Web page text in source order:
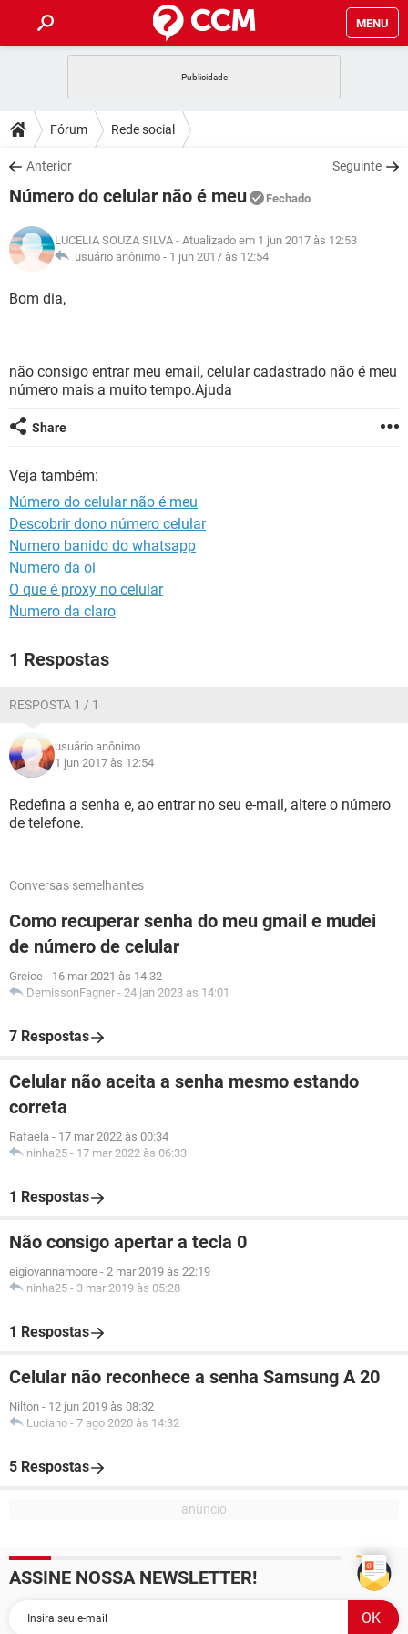
MENU
CELULAR
OUTLOOK
INSTAGRAM GMAIL
GUIA DE COMPRAS
DICAS
JOGOS
INSTAGRAM GMAIL
DOWNLOADS
JOGOS WHATSAPP
CELULAR
OUTLOOK EXCEL
INSTAGRAM
JOGOS WHATSAPP
OUTLOOK
GUIA DE COMPRAS
GLOSSÁRIO
JOGOS
INSTAGRAM GMAIL
GUIA DE COMPRAS
Fórum Rede social
Anterior Seguinte
Número do celular não é meu Fechado
LUCELIA SOUZA SILVA - Atualizado em 1 jun 2017 às 12:53
usuário anônimo - 1 jun 2017 às 12:54
Bom dia,
não consigo entrar meu email, celular cadastrado não é meu
número mais a muito tempo.Ajuda
Share
Veja também:
Número do celular não é meu
Descobrir dono número celular
Numero banido do whatsapp
Numero da oi
O que é proxy no celular
Numero da claro
1 Respostas
RESPOSTA 1 / 1
usuário anônimo
1 jun 2017 às 12:54
Redefina a senha e, ao entrar no seu e-mail, altere o número
de telefone.
Conversas semelhantes
Como recuperar senha do meu gmail e mudei
de número de celular
Greice - 16 mar 2021 às 14:32
DemissonFagner - 24 jan 2023 às 14:01
7 Respostas
Celular não aceita a senha mesmo estando
correta
Rafaela - 17 mar 2022 às 00:34
ninha25 - 17 mar 2022 às 06:33
1 Respostas
Não consigo apertar a tecla 0
eigiovannamoore - 2 mar 2019 às 22:19
ninha25 - 3 mar 2019 às 05:28
1 Respostas
Celular não reconhece a senha Samsung A 20
Nilton - 12 jun 2019 às 08:32
Luciano - 7 ago 2020 às 14:32
5 Respostas
ASSINE NOSSA NEWSLETTER!